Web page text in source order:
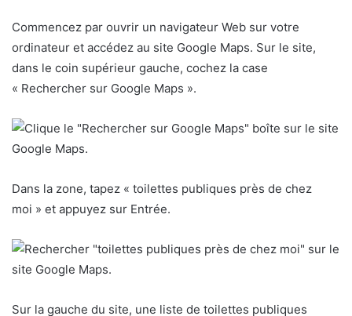
Commencez par ouvrir un navigateur Web sur votre
ordinateur et accédez au site Google Maps. Sur le site,
dans le coin supérieur gauche, cochez la case
« Rechercher sur Google Maps ».
Dans la zone, tapez « toilettes publiques près de chez
moi » et appuyez sur Entrée.
Sur la gauche du site, une liste de toilettes publiques